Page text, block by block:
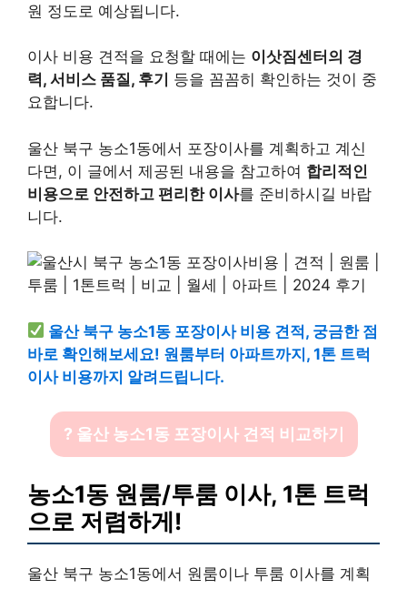
원 정도로 예상됩니다.
이사 비용 견적을 요청할 때에는 이삿짐센터의 경
력, 서비스 품질, 후기
등을 꼼꼼히 확인하는 것이 중
요합니다.
울산 북구 농소1동에서 포장이사를 계획하고 계신
다면, 이 글에서 제공된 내용을 참고하여 합리적인
비용으로 안전하고 편리한 이사를 준비하시길 바랍
니다.
울산 북구 농소1동 포장이사 비용 견적, 궁금한 점
바로 확인해보세요! 원룸부터 아파트까지, 1톤 트럭
이사 비용까지 알려드립니다.
? 울산 농소1동 포장이사 견적 비교하기
농소1동 원룸/투룸 이사, 1톤 트럭
으로 저렴하게!
울산 북구 농소1동에서 원룸이나 투룸 이사를 계획